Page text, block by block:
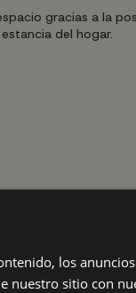
gracias a la
del hogar.
los
nuestro sitio con